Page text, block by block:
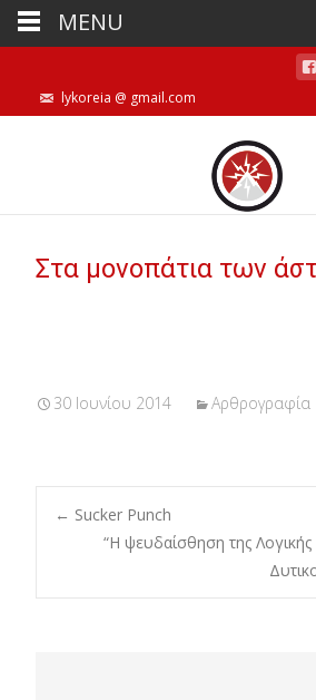
lykoreia @ gmail.com
Στα μονοπάτια των
30 Ιουνίου 2014 Αρθρογραφία
Post
navigation
← Sucker Punch
“Η ψευδαίσθηση της
MENU